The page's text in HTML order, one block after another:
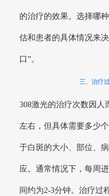
的治疗的效果。选择哪
估和患者的具体情况来
口”。
三、治疗
308激光的治疗次数因人
左右，但具体需要多少
于白斑的大小、部位、
应。通常情况下，每周
间约为2-3分钟。治疗过